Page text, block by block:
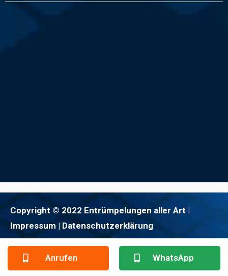
Copyright © 2022 Entrümpelungen aller Art |
Impressum | Datenschutzerklärung
Anrufen WhatsApp